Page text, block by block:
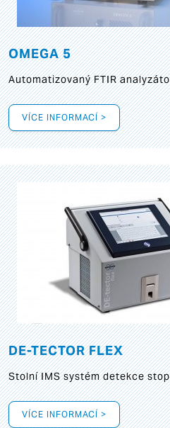
OMEGA 5
Automatizovaný FTIR
VÍCE INFORMACÍ >
DE-TECTOR FLEX
Stolní IMS systém detekce
VÍCE INFORMACÍ >